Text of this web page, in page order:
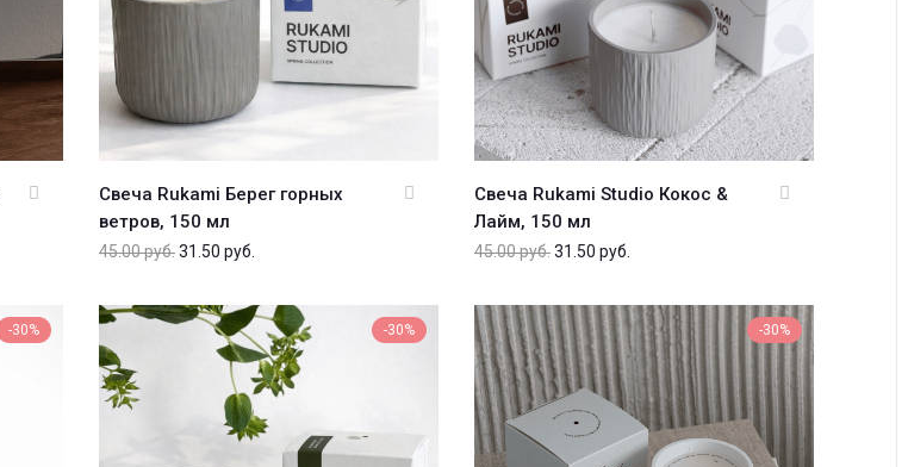
Свеча Rukami Берег горных
ветров, 150 мл
45.00руб.31.50 руб.
Свеча Rukami Studio Кокос &
Лайм, 150 мл
45.00руб.31.50 руб.
-30% -30% -30%